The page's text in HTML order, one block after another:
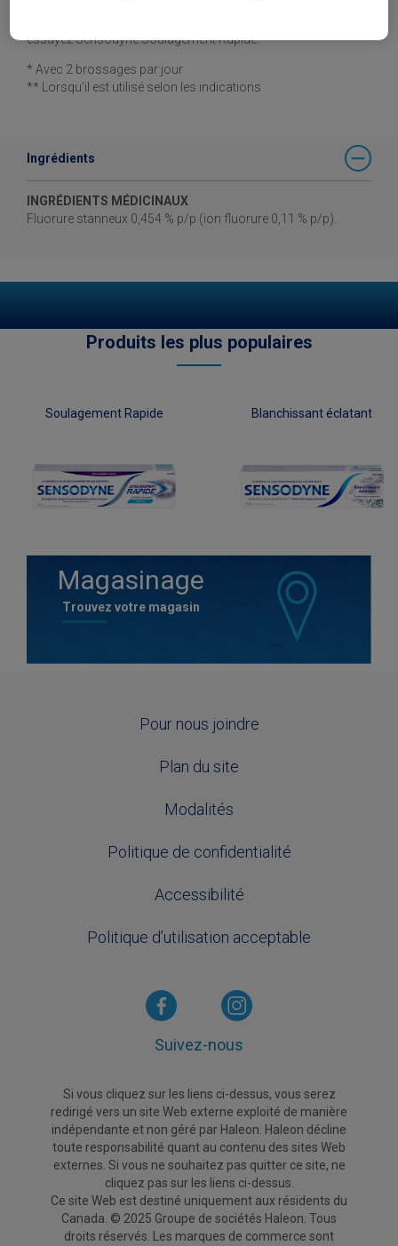
essayez Sensodyne Soulagement Rapide.
* Avec 2 brossages par jour
** Lorsqu’il est utilisé selon les indications
Ingrédients
INGRÉDIENTS MÉDICINAUX
Fluorure stanneux 0,454 % p/p (ion fluorure 0,11 % p/p).
Produits les plus populaires
Soulagement Rapide Blanchissant éclatant
Magasinage
Trouvez votre magasin
Pour nous joindre
Plan du site
Modalités
Politique de confidentialité
Accessibilité
Politique d’utilisation acceptable
Suivez-nous
Si vous cliquez sur les liens ci-dessus, vous serez
redirigé vers un site Web externe exploité de manière
indépendante et non géré par Haleon. Haleon décline
toute responsabilité quant au contenu des sites Web
externes. Si vous ne souhaitez pas quitter ce site, ne
cliquez pas sur les liens ci-dessus.
Ce site Web est destiné uniquement aux résidents du
Canada. © 2025 Groupe de sociétés Haleon. Tous
droits réservés. Les marques de commerce sont